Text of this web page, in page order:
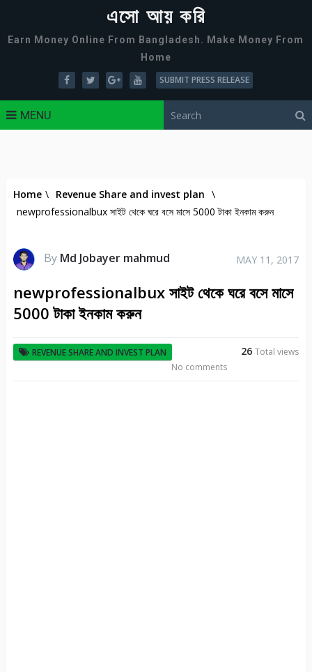
এসো আয় করি
Earn Money Online From Bangladesh. Make Money From
Home
SUBMIT PRESS RELEASE
MENU
Home \ Revenue Share and invest plan \
newprofessionalbux সাইট থেকে ঘরে বসে মাসে 5000 টাকা ইনকাম করুন
By Md Jobayer mahmud MAY 11, 2017
newprofessionalbux সাইট থেকে ঘরে বসে মাসে
5000 টাকা ইনকাম করুন
REVENUE SHARE AND INVEST PLAN 26Total views
No comments